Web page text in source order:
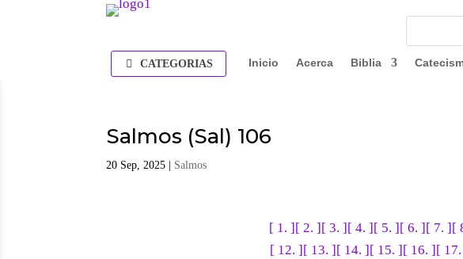
CATEGORIAS Inicio Acerca Biblia
Salmos (Sal) 106
20 Sep, 2025 Salmos
[ 1. ] [ 2. ] [ 3. ] [ 4. ] [ 5. ] [ 6. ] [ 7. ] [
[ 12. ] [ 13. ] [ 14. ] [ 15. ] [ 16. ] [ 17.